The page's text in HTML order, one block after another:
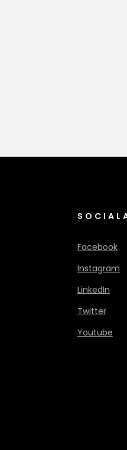
Facebook
Instagram
LinkedIn
Twitter
Youtube